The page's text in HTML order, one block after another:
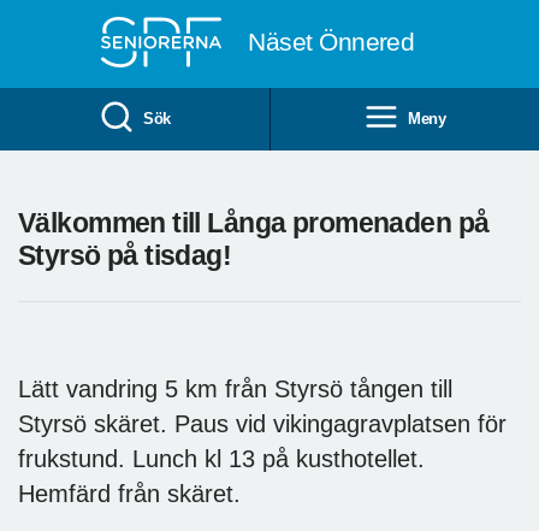
Näset Önnered
Sök Meny
Välkommen till Långa promenaden på
Styrsö på tisdag!
Lätt vandring 5 km från Styrsö tången till
Styrsö skäret. Paus vid vikingagravplatsen för
frukstund. Lunch kl 13 på kusthotellet.
Hemfärd från skäret.